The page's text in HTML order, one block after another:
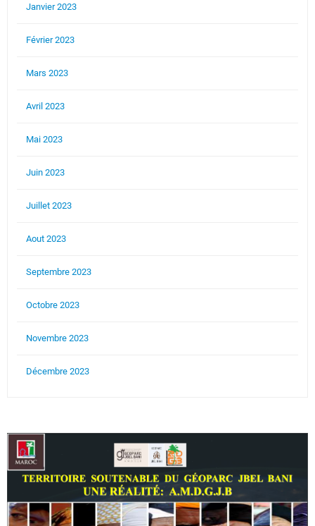
Janvier 2023
Février 2023
Mars 2023
Avril 2023
Mai 2023
Juin 2023
Juillet 2023
Aout 2023
Septembre 2023
Octobre 2023
Novembre 2023
Décembre 2023